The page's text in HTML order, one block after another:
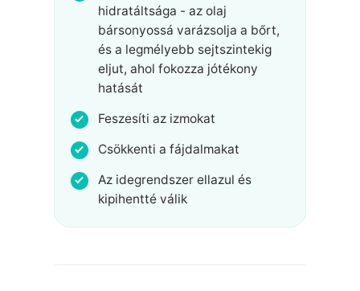
hidratáltsága - az olaj
bársonyossá varázsolja a bőrt,
és a legmélyebb sejtszintekig
eljut, ahol fokozza jótékony
hatását
Feszesíti az izmokat
Csökkenti a fájdalmakat
Az idegrendszer ellazul és
kipihentté válik